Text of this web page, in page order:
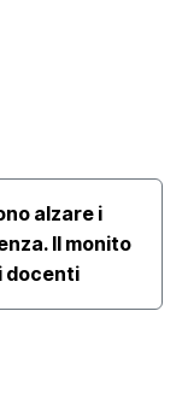
alzare i
Il monito
docenti